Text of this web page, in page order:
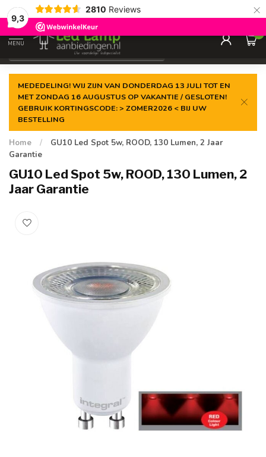
9,3
2810 Reviews ×
Gegarandeerde delaagste prijs
MENU
0
MEDEDELING! WIJ ZIJN VAN DONDERDAG 13 JULI TOT EN
MET ZONDAG 16 AUGUSTUS OP VAKANTIE / GESLOTEN!
GEBRUIK KORTINGSCODE: > ZOMER2026 < BIJ UW
BESTELLING
Home /
GU10 Led Spot 5w, ROOD, 130 Lumen, 2 Jaar
Garantie
GU10 Led Spot 5w, ROOD, 130 Lumen, 2
Jaar Garantie